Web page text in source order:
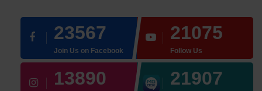
23567
Join Us on Facebook
21075
Follow Us
13890 21907